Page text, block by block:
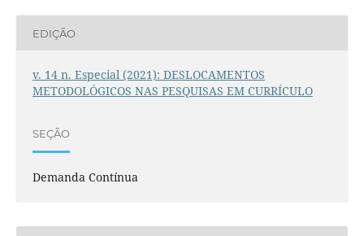
EDIÇÃO
v. 14 n. Especial (2021): DESLOCAMENTOS
METODOLÓGICOS NAS PESQUISAS EM CURRÍCULO
SEÇÃO
Demanda Contínua